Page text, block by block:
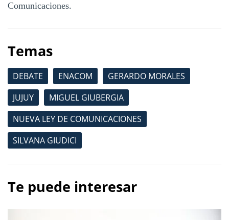
Comunicaciones.
Temas
DEBATE ENACOM
GERARDO MORALES
JUJUY
MIGUEL GIUBERGIA
NUEVA LEY DE COMUNICACIONES
SILVANA GIUDICI
Te puede interesar